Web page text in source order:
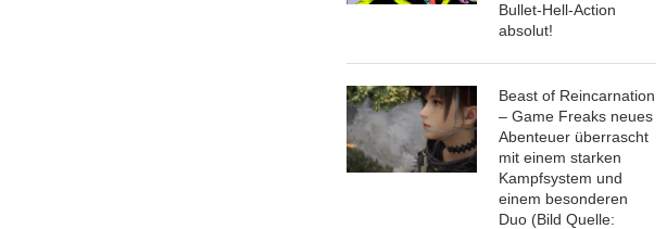
Bullet-Hell-Action
absolut!
Beast of Reincarnation
– Game Freaks neues
Abenteuer überrascht
mit einem starken
Kampfsystem und
einem besonderen
Duo (Bild Quelle: